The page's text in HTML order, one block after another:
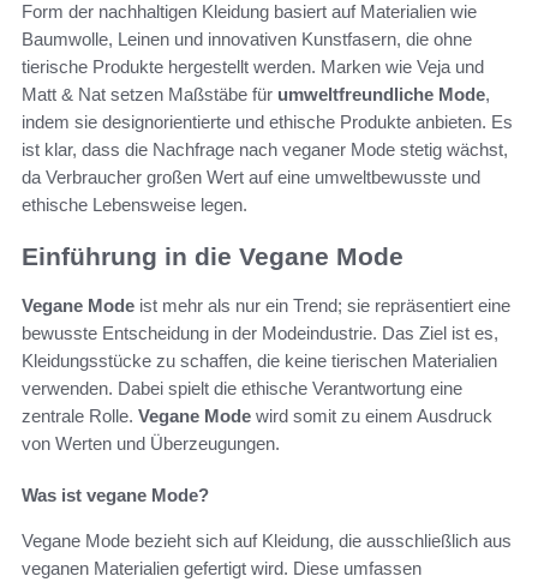
Form der nachhaltigen Kleidung basiert auf Materialien wie
Baumwolle, Leinen und innovativen Kunstfasern, die ohne
tierische Produkte hergestellt werden. Marken wie Veja und
Matt & Nat setzen Maßstäbe für umweltfreundliche Mode,
indem sie designorientierte und ethische Produkte anbieten. Es
ist klar, dass die Nachfrage nach veganer Mode stetig wächst,
da Verbraucher großen Wert auf eine umweltbewusste und
ethische Lebensweise legen.
Einführung in die Vegane Mode
Vegane Mode ist mehr als nur ein Trend; sie repräsentiert eine
bewusste Entscheidung in der Modeindustrie. Das Ziel ist es,
Kleidungsstücke zu schaffen, die keine tierischen Materialien
verwenden. Dabei spielt die ethische Verantwortung eine
zentrale Rolle. Vegane Mode wird somit zu einem Ausdruck
von Werten und Überzeugungen.
Was ist vegane Mode?
Vegane Mode bezieht sich auf Kleidung, die ausschließlich aus
veganen Materialien gefertigt wird. Diese umfassen